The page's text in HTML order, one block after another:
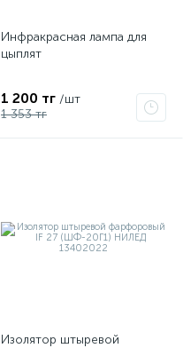
Инфракрасная лампа для
цыплят
1 200 тг /шт
1 353 тг
Изолятор штыревой